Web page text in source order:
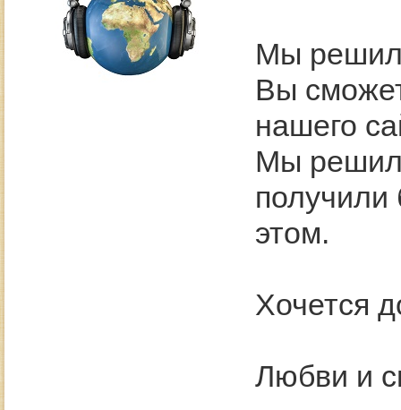
Мы
Вы
нашего
Мы
получили
этом.
Хочется
Любви и